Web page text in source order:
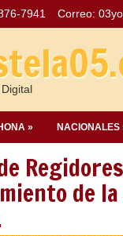
7941 Correo:
» NACIONALES
de